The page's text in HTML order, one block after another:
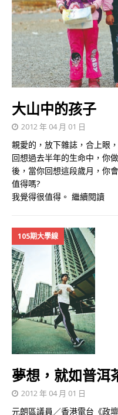
大山中的孩子
2012 年 04 月 01 日
親愛的，放下雜誌，合上眼
回想過去半年的生命中，你
後，當你回想這段歲月，你
值得嗎?
我覺得很值得。 繼續閱讀
105期大學線
夢想，就如普洱
2012 年 04 月 01 日
元朗區議員／香港電台《政